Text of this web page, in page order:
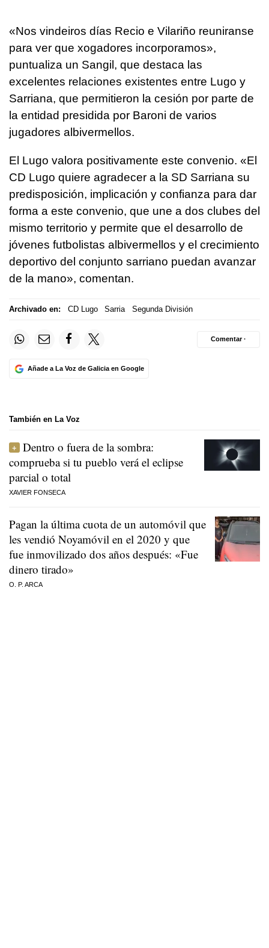
«Nos vindeiros días Recio e Vilariño reuniranse
para ver que xogadores incorporamos»,
puntualiza un Sangil, que destaca las
excelentes relaciones existentes entre Lugo y
Sarriana, que permitieron la cesión por parte de
la entidad presidida por Baroni de varios
jugadores albivermellos.
El Lugo valora positivamente este convenio. «El
CD Lugo quiere agradecer a la SD Sarriana su
predisposición, implicación y confianza para dar
forma a este convenio, que une a dos clubes del
mismo territorio y permite que el desarrollo de
jóvenes futbolistas albivermellos y el crecimiento
deportivo del conjunto sarriano puedan avanzar
de la mano», comentan.
Archivado en: CD Lugo Sarria Segunda División
Añade a La Voz de Galicia en Google
Comentar ·
También en La Voz
Dentro o fuera de la sombra:
comprueba si tu pueblo verá el eclipse
parcial o total
XAVIER FONSECA
Pagan la última cuota de un automóvil que
les vendió Noyamóvil en el 2020 y que
fue inmovilizado dos años después: «Fue
dinero tirado»
O. P. ARCA